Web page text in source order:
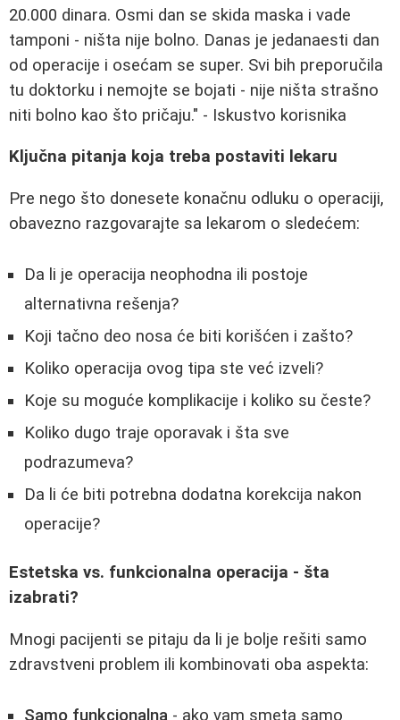
20.000 dinara. Osmi dan se skida maska i vade
tamponi - ništa nije bolno. Danas je jedanaesti dan
od operacije i osećam se super. Svi bih preporučila
tu doktorku i nemojte se bojati - nije ništa strašno
niti bolno kao što pričaju." - Iskustvo korisnika
Ključna pitanja koja treba postaviti lekaru
Pre nego što donesete konačnu odluku o operaciji,
obavezno razgovarajte sa lekarom o sledećem:
Da li je operacija neophodna ili postoje
alternativna rešenja?
Koji tačno deo nosa će biti korišćen i zašto?
Koliko operacija ovog tipa ste već izveli?
Koje su moguće komplikacije i koliko su česte?
Koliko dugo traje oporavak i šta sve
podrazumeva?
Da li će biti potrebna dodatna korekcija nakon
operacije?
Estetska vs. funkcionalna operacija - šta
izabrati?
Mnogi pacijenti se pitaju da li je bolje rešiti samo
zdravstveni problem ili kombinovati oba aspekta:
Samo funkcionalna - ako vam smeta samo